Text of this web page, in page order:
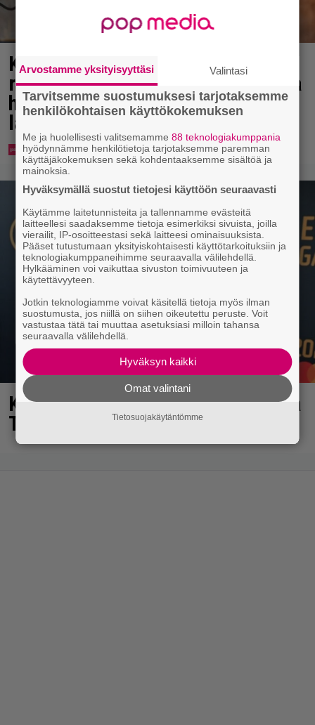
Karita Tykän ja Sami Saikkosen
rakkaus kukoistaa – vähäpukeista
hempeilyä ja leveitä virnistyksiä
laiturilla
Kaija Koolta ikävä ilmoitus – Juha
Tapio kiirehti apuun
Arvostamme yksityisyyttäsi Valintasi
Tarvitsemme suostumuksesi tarjotaksemme
henkilökohtaisen käyttökokemuksen
Me ja huolellisesti valitsemamme88 teknologiakumppania
hyödynnämme henkilötietoja tarjotaksemme paremman
käyttäjäkokemuksen sekä kohdentaaksemme sisältöä ja
mainoksia.
Hyväksymällä suostut tietojesi käyttöön seuraavasti
Käytämme laitetunnisteita ja tallennamme evästeitä
laitteellesi saadaksemme tietoja esimerkiksi sivuista, joilla
vierailit, IP-osoitteestasi sekä laitteesi ominaisuuksista.
Pääset tutustumaan yksityiskohtaisesti käyttötarkoituksiin ja
teknologiakumppaneihimme seuraavalla välilehdellä.
Hylkääminen voi vaikuttaa sivuston toimivuuteen ja
käytettävyyteen.
Jotkin teknologiamme voivat käsitellä tietoja myös ilman
suostumusta, jos niillä on siihen oikeutettu peruste. Voit
vastustaa tätä tai muuttaa asetuksiasi milloin tahansa
seuraavalla välilehdellä.
Hyväksyn kaikki
Omat valintani
Tietosuojakäytäntömme